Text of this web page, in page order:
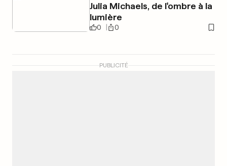
Julia Michaels, de l'ombre à la
lumière
0 0
PUBLICITÉ